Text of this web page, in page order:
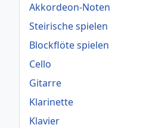
Akkordeon-Noten
Steirische spielen
Blockflöte spielen
Cello
Gitarre
Klarinette
Klavier